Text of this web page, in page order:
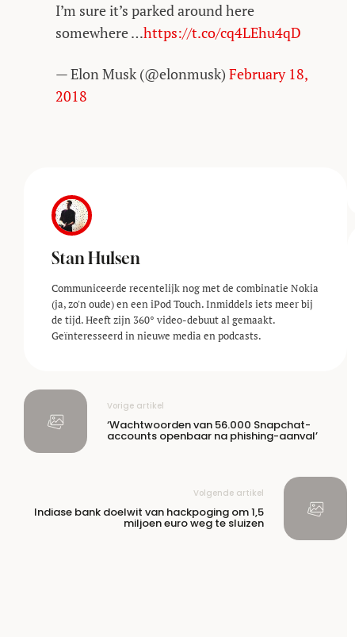
I’m sure it’s parked around here
somewhere …https://t.co/cq4LEhu4qD
— Elon Musk (@elonmusk) February 18,
2018
Stan Hulsen
Communiceerde recentelijk nog met de combinatie Nokia
(ja, zo'n oude) en een iPod Touch. Inmiddels iets meer bij
de tijd. Heeft zijn 360° video-debuut al gemaakt.
Geïnteresseerd in nieuwe media en podcasts.
Vorige artikel
‘Wachtwoorden van 56.000 Snapchat-
accounts openbaar na phishing-aanval’
Volgende artikel
Indiase bank doelwit van hackpoging om 1,5
miljoen euro weg te sluizen